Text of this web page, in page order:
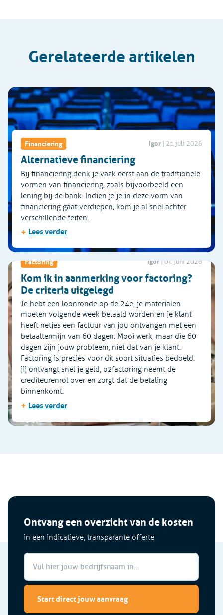
Gerelateerde artikelen
Financiering Igor 21 juli 2026
Alternatieve financiering
Bij financiering denk je vaak eerst aan de traditionele
vormen van financiering, zoals bijvoorbeeld een
lening bij de bank. Indien je je in deze vorm van
financiering gaat verdiepen, kom je al snel achter
verschillende feiten.
+ Lees verder
Factoring Igor |04 juni 2026
Kom ik in aanmerking voor factoring?
De criteria uitgelegd
Je hebt een loonronde op de 24e, je materialen
moeten volgende week betaald worden en je klant
heeft netjes een factuur van jou ontvangen met een
betaaltermijn van 60 dagen. Mooi werk, maar die 60
dagen zijn jouw probleem, niet dat van je klant.
Factoring is precies voor dit soort situaties bedoeld:
jij ontvangt snel je geld, o2factoring neemt de
crediteurenrol over en zorgt dat de betaling
binnenkomt.
+ Lees verder
Ontvang een overzicht van de kosten
in een indicatieve, transparante offerte
Start direct jouw aanvraag